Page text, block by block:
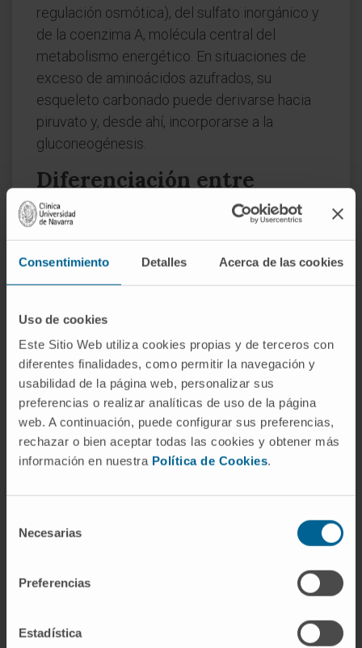
Consentimiento Detalles Acerca de las cookies
Uso de cookies
Este Sitio Web utiliza cookies propias y de terceros con
diferentes finalidades, como permitir la navegación y
usabilidad de la página web, personalizar sus
preferencias o realizar analíticas de uso de la página
web. A continuación, puede configurar sus preferencias,
rechazar o bien aceptar todas las cookies y obtener más
información en nuestra Política de Cookies.
Necesarias
Preferencias
Estadística
regulación osmótica), del sulfato inorgánico y
de la coenzima A, molécula central del
metabolismo energético. En situaciones de
exceso de aminoácidos azufrados, su
esqueleto carbonado puede derivarse hacia
piruvato y, desde ahí, incorporarse a la
gluconeogénesis.
Diferenciación entre
cisteína y cistina
La confusión entre cisteína y cistina es
frecuente. La cisteína es la forma
monomérica, con el grupo sulfhidrilo libre. La
cisteína unidas por un puente disulfuro. En la
cistinuria, por ejemplo, lo que se acumula y
precipita en la orina formando cálculos
renales es cistina, no cisteína. La
cistinosis
en cambio, es una enfermedad lisosomal en la
que la cistina se deposita en el interior de las
células por un defecto en su transportador.
Preguntas frecuentes
¿De dónde viene el nombre
Del griego κύστις (kýstis, «vejiga»). El
cálculos vesicales en 1810 por Wollaston. La